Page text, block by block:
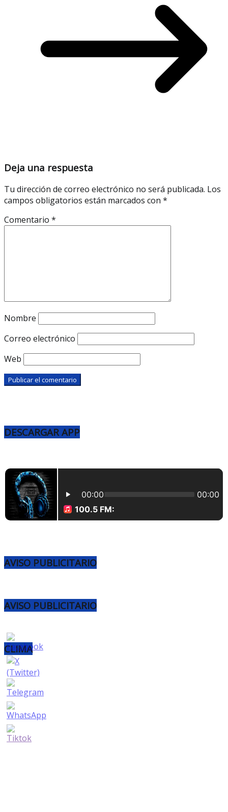
Deja una respuesta
Tu dirección de correo electrónico no será publicada. Los
campos obligatorios están marcados con *
Comentario *
Nombre
Correo electrónico
Web
DESCARGAR APP
AVISO PUBLICITARIO
AVISO PUBLICITARIO
CLIMA